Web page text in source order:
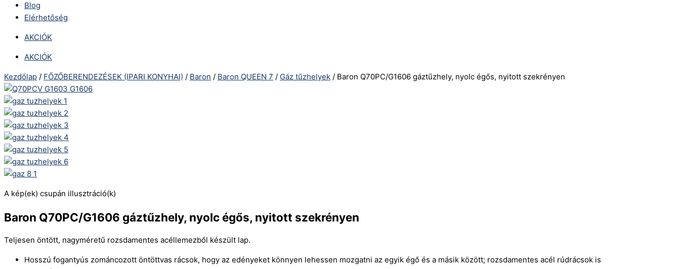
Blog
Elérhetőség
AKCIÓK
AKCIÓK
Kezdőlap / FŐZŐBERENDEZÉSEK (IPARI KONYHAI) / Baron / Baron QUEEN 7 / Gáz tűzhelyek / Baron Q70PC/G1606 gáztűzhely, nyolc égős, nyitott szekrényen
A kép(ek) csupán illusztráció(k)
Baron Q70PC/G1606 gáztűzhely, nyolc égős, nyitott szekrényen
Teljesen öntött, nagyméretű rozsdamentes acéllemezből készült lap.
Hosszú fogantyús zománcozott öntöttvas rácsok, hogy az edényeket könnyen lehessen mozgatni az egyik égő és a másik között; rozsdamentes acél rúdrácsok is